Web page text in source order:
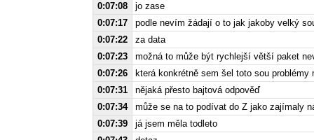
0:07:08
jo zase
0:07:17
podle nevím žádají o to jak jakoby velký
0:07:22
za data
0:07:23
možná to může být rychlejší větší paket
0:07:26
která konkrétně sem šel toto sou
0:07:31
nějaká přesto bajtová odpověď
0:07:34
může se na to podívat do Z jako zajímaly
0:07:39
já jsem měla todleto